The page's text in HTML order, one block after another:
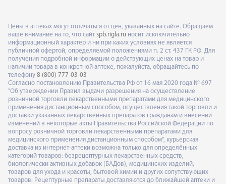
Цены в аптеках могут отличаться от цен, указанных на сайте. Обращаем
ваше внимание на то, что сайт spb.rigla.ru носит исключительно
информационный характер и ни при каких условиях не является
публичной офертой, определяемой положениями п. 2 ст. 437 ГК РФ. Для
получения подробной информации о действующих ценах на товар и
наличии товара в конкретной аптеке, пожалуйста, обращайтесь по
телефону 8 (800) 777-03-03
Согласно постановлению Правительства РФ от 16 мая 2020 года № 697
"Об утверждении Правил выдачи разрешения на осуществление
розничной торговли лекарственными препаратами для медицинского
применения дистанционным способом, осуществления такой торговли и
доставки указанных лекарственных препаратов гражданам и внесении
изменений в некоторые акты Правительства Российской Федерации по
вопросу розничной торговли лекарственными препаратами для
медицинского применения дистанционным способом", курьерская
доставка из интернет-аптеки возможна только для определённых
категорий товаров: безрецептурных лекарственных средств,
биологически активных добавок (БАДов), медицинских изделий,
товаров для ухода и красоты, бытовой химии и других сопутствующих
товаров. Рецептурные препараты доставляются до ближайшей аптеки и